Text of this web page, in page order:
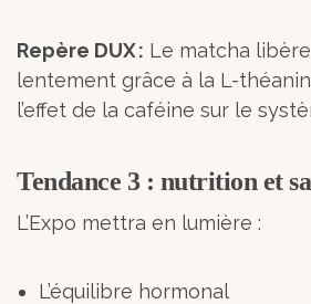
Repère DUX : Le matcha
lentement grâce à la L-
l’effet de la caféine sur le
Tendance 3 : nutrition et
L’Expo mettra en lumière :
L’équilibre hormonal